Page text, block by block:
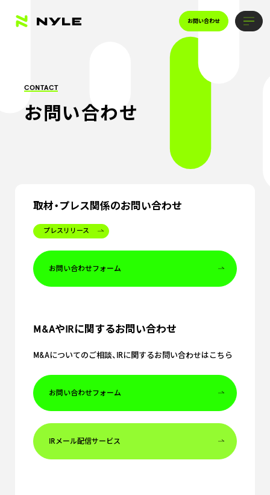
お問い合わせ
CONTACT
お問い合わせ
取材・プレス関係のお問い合わせ
プレスリリース
お問い合わせフォーム
M&AやIRに関するお問い合わせ
M&Aについてのご相談、IRに関するお問い合わせはこちら
お問い合わせフォーム
IRメール配信サービス